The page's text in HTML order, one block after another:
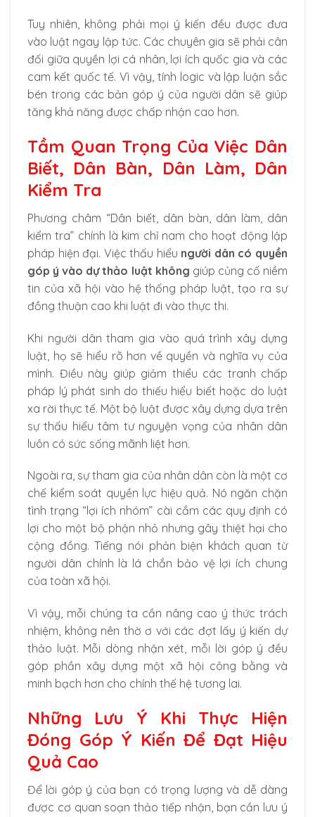
Tuy nhiên, không phải mọi ý kiến đều được đưa
vào luật ngay lập tức. Các chuyên gia sẽ phải cân
đối giữa quyền lợi cá nhân, lợi ích quốc gia và các
cam kết quốc tế. Vì vậy, tính logic và lập luận sắc
bén trong các bản góp ý của người dân sẽ giúp
tăng khả năng được chấp nhận cao hơn.
Tầm Quan Trọng Của Việc Dân
Biết, Dân Bàn, Dân Làm, Dân
Kiểm Tra
Phương châm “Dân biết, dân bàn, dân làm, dân
kiểm tra” chính là kim chỉ nam cho hoạt động lập
pháp hiện đại. Việc thấu hiểu người dân có quyền
góp ý vào dự thảo luật không giúp củng cố niềm
tin của xã hội vào hệ thống pháp luật, tạo ra sự
đồng thuận cao khi luật đi vào thực thi.
Khi người dân tham gia vào quá trình xây dựng
luật, họ sẽ hiểu rõ hơn về quyền và nghĩa vụ của
mình. Điều này giúp giảm thiểu các tranh chấp
pháp lý phát sinh do thiếu hiểu biết hoặc do luật
xa rời thực tế. Một bộ luật được xây dựng dựa trên
sự thấu hiểu tâm tư nguyện vọng của nhân dân
luôn có sức sống mãnh liệt hơn.
Ngoài ra, sự tham gia của nhân dân còn là một cơ
chế kiểm soát quyền lực hiệu quả. Nó ngăn chặn
tình trạng “lợi ích nhóm” cài cắm các quy định có
lợi cho một bộ phận nhỏ nhưng gây thiệt hại cho
cộng đồng. Tiếng nói phản biện khách quan từ
người dân chính là lá chắn bảo vệ lợi ích chung
của toàn xã hội.
Vì vậy, mỗi chúng ta cần nâng cao ý thức trách
nhiệm, không nên thờ ơ với các đợt lấy ý kiến dự
thảo luật. Mỗi dòng nhận xét, mỗi lời góp ý đều
góp phần xây dựng một xã hội công bằng và
minh bạch hơn cho chính thế hệ tương lai.
Những Lưu Ý Khi Thực Hiện
Đóng Góp Ý Kiến Để Đạt Hiệu
Quả Cao
Để lời góp ý của bạn có trọng lượng và dễ dàng
được cơ quan soạn thảo tiếp nhận, bạn cần lưu ý